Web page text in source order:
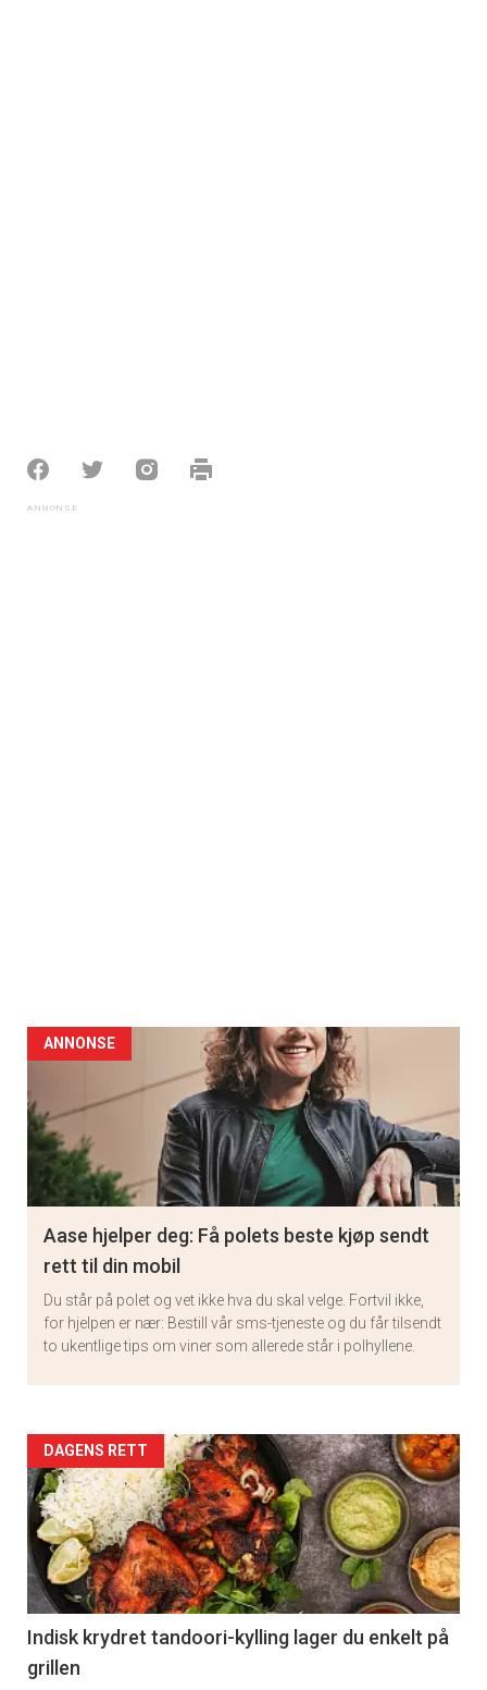
×
Få ukentlige nyhetsbrev fra
ANNONSE
Aase hjelper deg: Få polets beste kjøp sendt
rett til din mobil
Du står på polet og vet ikke hva du skal velge. Fortvil ikke,
for hjelpen er nær: Bestill vår sms-tjeneste og du får tilsendt
to ukentlige tips om viner som allerede står i polhyllene.
Artikler
detail
-
section
11
DAGENS RETT
Indisk krydret tandoori-kylling lager du enkelt på
grillen